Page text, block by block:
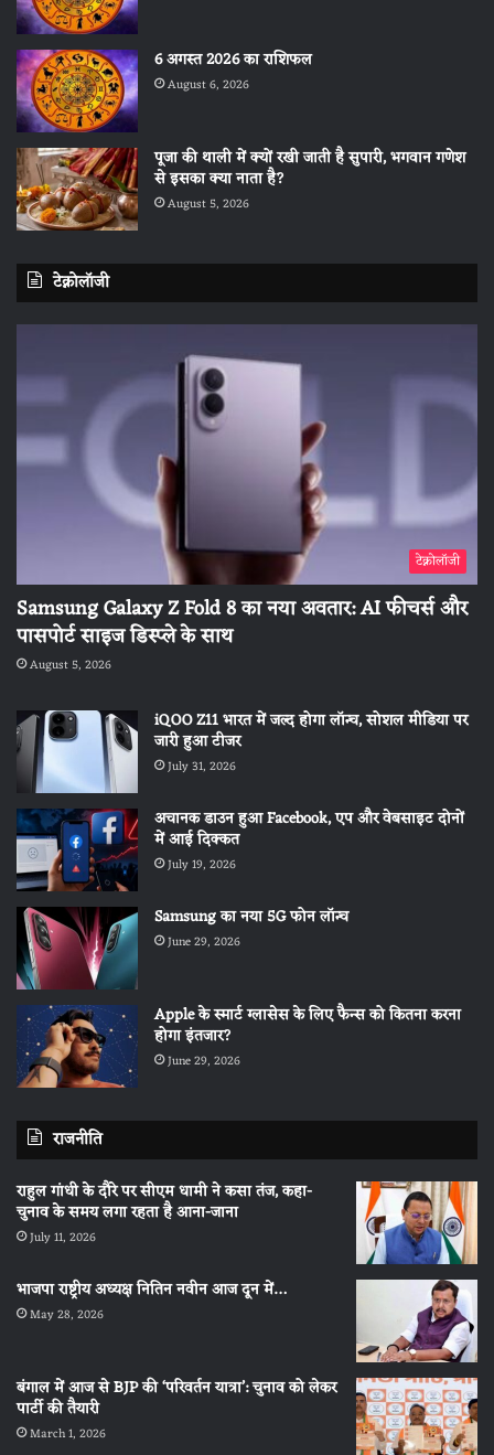
6 अगस्त 2026 का राशिफल
August 6, 2026
पूजा की थाली में क्यों रखी जाती है सुपारी, भगवान गणेश
से इसका क्या नाता है?
August 5, 2026
टेक्नोलॉजी
टेक्नोलॉजी
Samsung Galaxy Z Fold 8 का नया अवतार: AI फीचर्स और
पासपोर्ट साइज डिस्प्ले के साथ
August 5, 2026
iQOO Z11 भारत में जल्द होगा लॉन्च, सोशल मीडिया पर
जारी हुआ टीजर
July 31, 2026
अचानक डाउन हुआ Facebook, एप और वेबसाइट दोनों
में आई दिक्कत
July 19, 2026
Samsung का नया 5G फोन लॉन्च
June 29, 2026
Apple के स्मार्ट ग्लासेस के लिए फैन्स को कितना करना
होगा इंतजार?
June 29, 2026
राजनीति
राहुल गांधी के दौरे पर सीएम धामी ने कसा तंज, कहा-
चुनाव के समय लगा रहता है आना-जाना
July 11, 2026
भाजपा राष्ट्रीय अध्यक्ष नितिन नवीन आज दून में…
May 28, 2026
बंगाल में आज से BJP की ‘परिवर्तन यात्रा’: चुनाव को लेकर
पार्टी की तैयारी
March 1, 2026